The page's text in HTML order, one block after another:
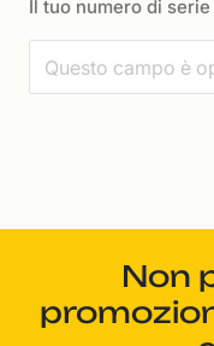
Il tuo numero di serie
Non